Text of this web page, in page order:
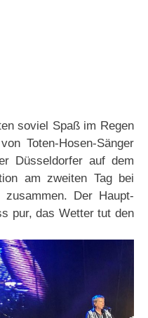
soviel Spaß im Regen
Toten-Hosen-Sänger
Düsseldorfer auf dem
am zweiten Tag bei
Der Haupt-
pur, das Wetter tut den